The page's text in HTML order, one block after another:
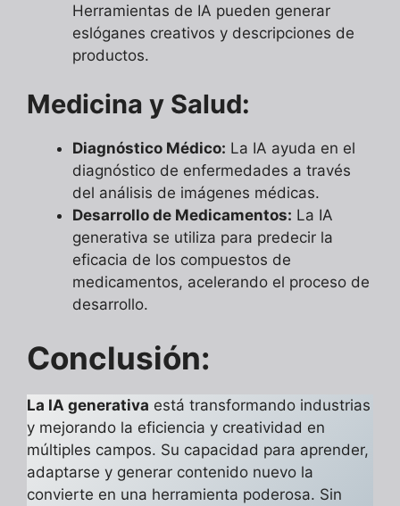
Herramientas de IA pueden generar
eslóganes creativos y descripciones de
productos.
Medicina y Salud:
Diagnóstico Médico: La IA ayuda en el
diagnóstico de enfermedades a través
del análisis de imágenes médicas.
Desarrollo de Medicamentos: La IA
generativa se utiliza para predecir la
eficacia de los compuestos de
medicamentos, acelerando el proceso de
desarrollo.
Conclusión:
La IA generativa está transformando industrias
y mejorando la eficiencia y creatividad en
múltiples campos. Su capacidad para aprender,
adaptarse y generar contenido nuevo la
convierte en una herramienta poderosa. Sin